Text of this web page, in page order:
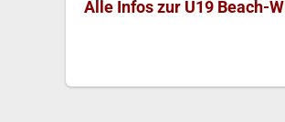
Alle Infos zur U19 Beach-